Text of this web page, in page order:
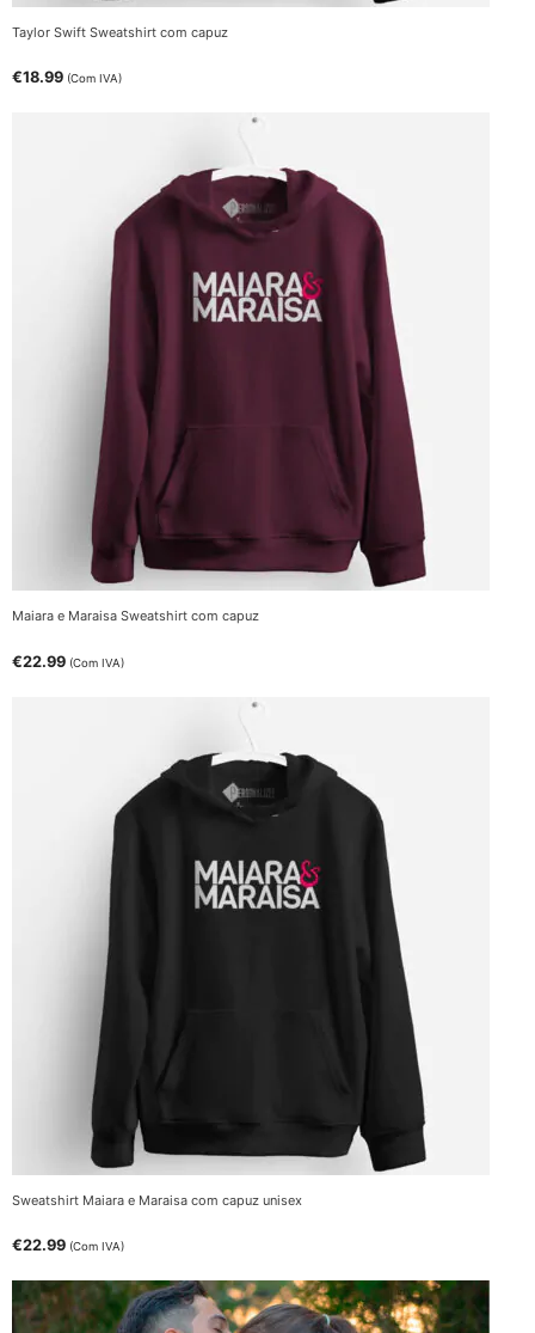
Taylor Swift Sweatshirt com capuz
€18.99 (Com IVA)
Maiara e Maraisa Sweatshirt com capuz
€22.99 (Com IVA)
Sweatshirt Maiara e Maraisa com capuz unisex
€22.99 (Com IVA)